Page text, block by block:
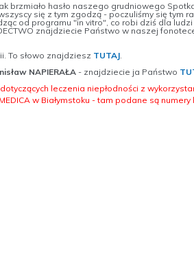
brzmiało hasło naszego grudniowego
się z tym zgodzą - poczuliśmy się tym
od programu "in vitro", co robi dziś dla
znajdziecie Państwo w naszej
To słowo znajdziesz TUTAJ.
NAPIERAŁA - znajdziecie ja Państwo
leczenia niepłodności z
w Białymstoku - tam podane są